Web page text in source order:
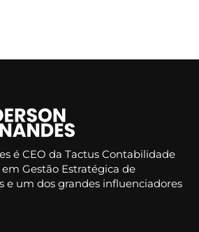
é CEO da Tactus Contabilidade
Gestão Estratégica de
e um dos grandes influenciadores